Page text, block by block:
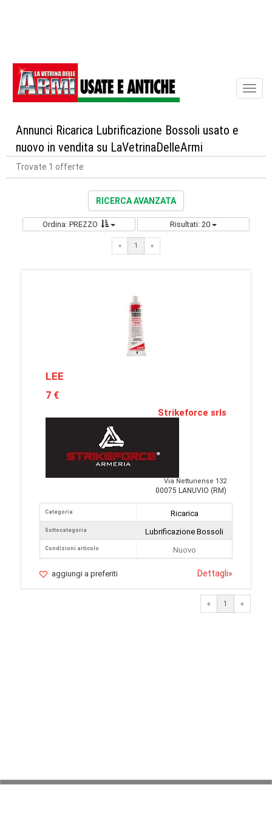
Annunci Ricarica Lubrificazione Bossoli usato e
nuovo in vendita su LaVetrinaDelleArmi
Trovate 1 offerte
RICERCA AVANZATA
Ordina: PREZZO Risultati: 20
« 1 «
LEE
7 €
Strikeforce srls
Via Nettunense 132
00075 LANUVIO (RM)
Categoria
Sottocategoria
Condizioni articolo
Ricarica
Lubrificazione Bossoli
Nuovo
aggiungi a preferiti Dettagli»
« 1 «